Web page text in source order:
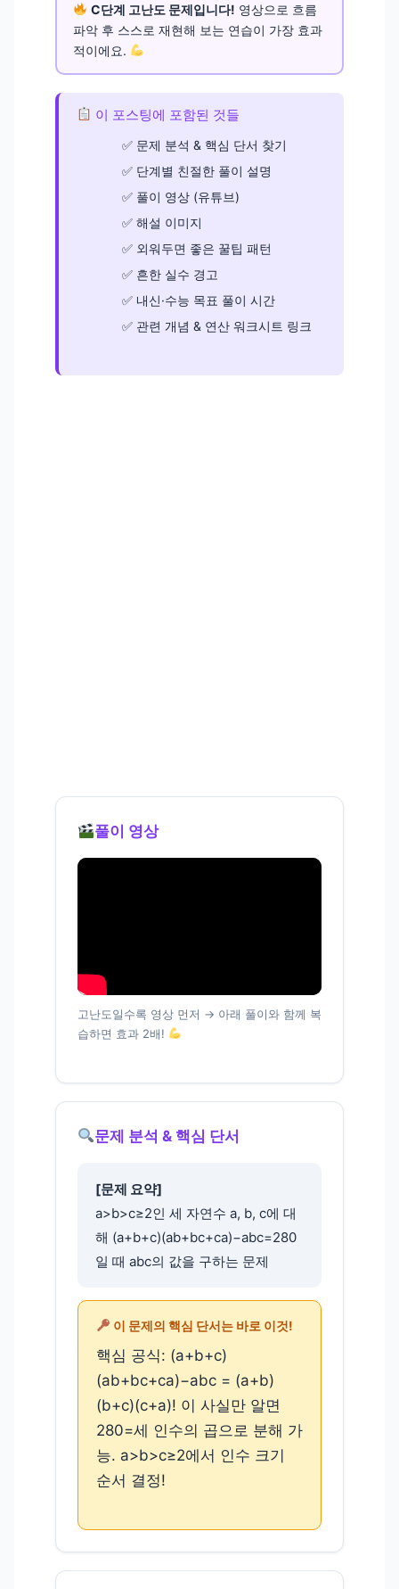
C단계 고난도 문제입니다! 영상으로 흐름
파악 후 스스로 재현해 보는 연습이 가장 효과
적이에요.
이 포스팅에 포함된 것들
문제 분석 & 핵심 단서 찾기
단계별 친절한 풀이 설명
풀이 영상 (유튜브)
해설 이미지
외워두면 좋은 꿀팁 패턴
흔한 실수 경고
내신·수능 목표 풀이 시간
관련 개념 & 연산 워크시트 링크
풀이 영상
고난도일수록 영상 먼저 → 아래 풀이와 함께 복
습하면 효과 2배!
문제 분석 & 핵심 단서
[문제 요약]
a>b>c≥2인 세 자연수 a, b, c에 대
해 (a+b+c)(ab+bc+ca)−abc=280
일 때 abc의 값을 구하는 문제
이 문제의 핵심 단서는 바로 이것!
핵심 공식: (a+b+c)
(ab+bc+ca)−abc = (a+b)
(b+c)(c+a)! 이 사실만 알면
280=세 인수의 곱으로 분해 가
능. a>b>c≥2에서 인수 크기
순서 결정!